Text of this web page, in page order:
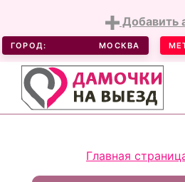
Добавить
ГОРОД: МОСКВА
Главная